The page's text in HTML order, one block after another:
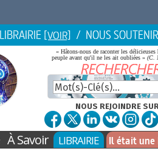
[VOIR] / NOUS SOUTENIR
« Hâtons-nous de raconter les
peuple avant qu'il ne les ait oubliées » (C.
NOUS REJOINDRE
À Savoir LIBRAIRIE Il était une